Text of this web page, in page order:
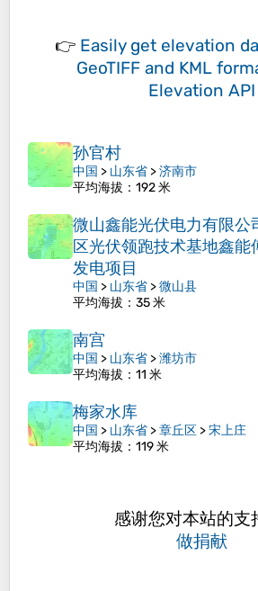
👉 Easily get elevation
GeoTIFF and KML
Elevation API
孙官村
中国 > 山东省 >济南市
平均海拔 ：192 米
微山鑫能光伏电力有限公
区光伏领跑技术基地鑫能
发电项目
中国 > 山东省 >微山县
平均海拔 ：35 米
南宫
中国 > 山东省 >潍坊市
平均海拔 ：11 米
梅家水库
中国 > 山东省 >章丘区 >宋上庄
平均海拔 ：119 米
感谢您对本站的
做捐献